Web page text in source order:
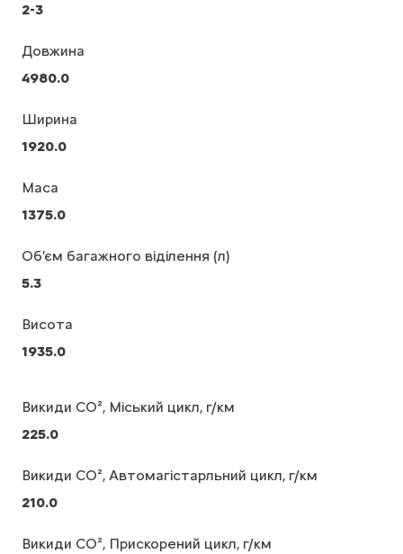
2-3
Довжина
4980.0
Ширина
1920.0
Маса
1375.0
Об'єм багажного віділення (л)
5.3
Висота
1935.0
Викиди CO², Міський цикл, г/км
225.0
Викиди CO², Автомагістарльний цикл, г/км
210.0
Викиди CO², Прискорений цикл, г/км